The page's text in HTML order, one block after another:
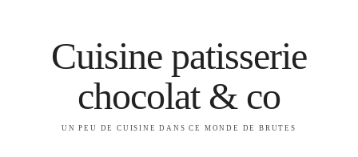
Cuisine patisserie
chocolat & co
UN PEU DE CUISINE DANS CE MONDE DE BRUTES